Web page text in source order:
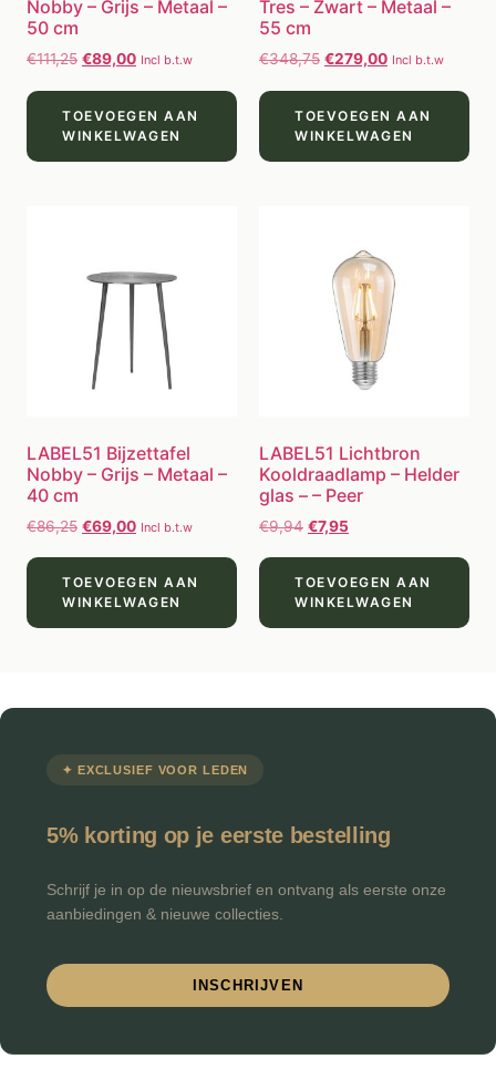
Nobby – Grijs – Metaal –
50 cm
€111,25 €89,00 Incl b.t.w
TOEVOEGEN AAN
WINKELWAGEN
Tres – Zwart – Metaal –
55 cm
€348,75 €279,00 Incl b.t.w
TOEVOEGEN AAN
WINKELWAGEN
LABEL51 Bijzettafel
Nobby – Grijs – Metaal –
40 cm
€86,25 €69,00 Incl b.t.w
TOEVOEGEN AAN
WINKELWAGEN
LABEL51 Lichtbron
Kooldraadlamp – Helder
glas – – Peer
€9,94 €7,95
TOEVOEGEN AAN
WINKELWAGEN
✦ EXCLUSIEF VOOR LEDEN
5% korting op je eerste bestelling
Schrijf je in op de nieuwsbrief en ontvang als eerste onze
aanbiedingen & nieuwe collecties.
INSCHRIJVEN